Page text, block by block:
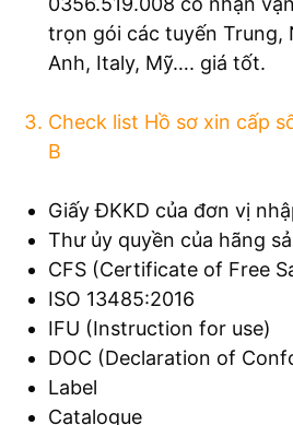
trọn gói các tuyến Trung,
Anh, Italy, Mỹ…. giá tốt.
Check list Hồ sơ xin cấp
B
Giấy ĐKKD của đơn vị
Thư ủy quyền của hãng
CFS (Certificate of Free
ISO 13485:2016
IFU (Instruction for use)
DOC (Declaration of
Label
Catalogue